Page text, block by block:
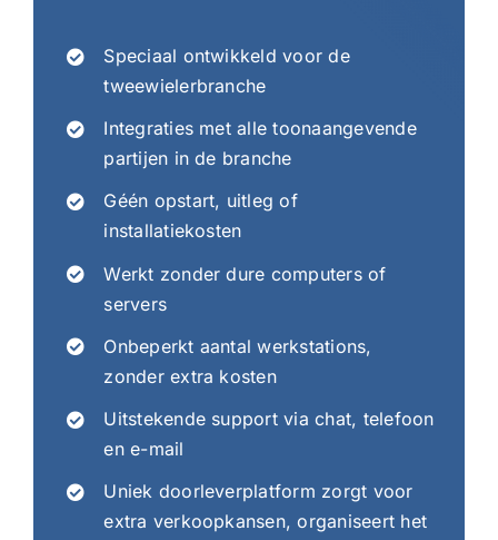
Speciaal ontwikkeld voor de
tweewielerbranche
Integraties met alle toonaangevende
partijen in de branche
Géén opstart, uitleg of
installatiekosten
Werkt zonder dure computers of
servers
Onbeperkt aantal werkstations,
zonder extra kosten
Uitstekende support via chat, telefoon
en e-mail
Uniek doorleverplatform zorgt voor
extra verkoopkansen, organiseert het